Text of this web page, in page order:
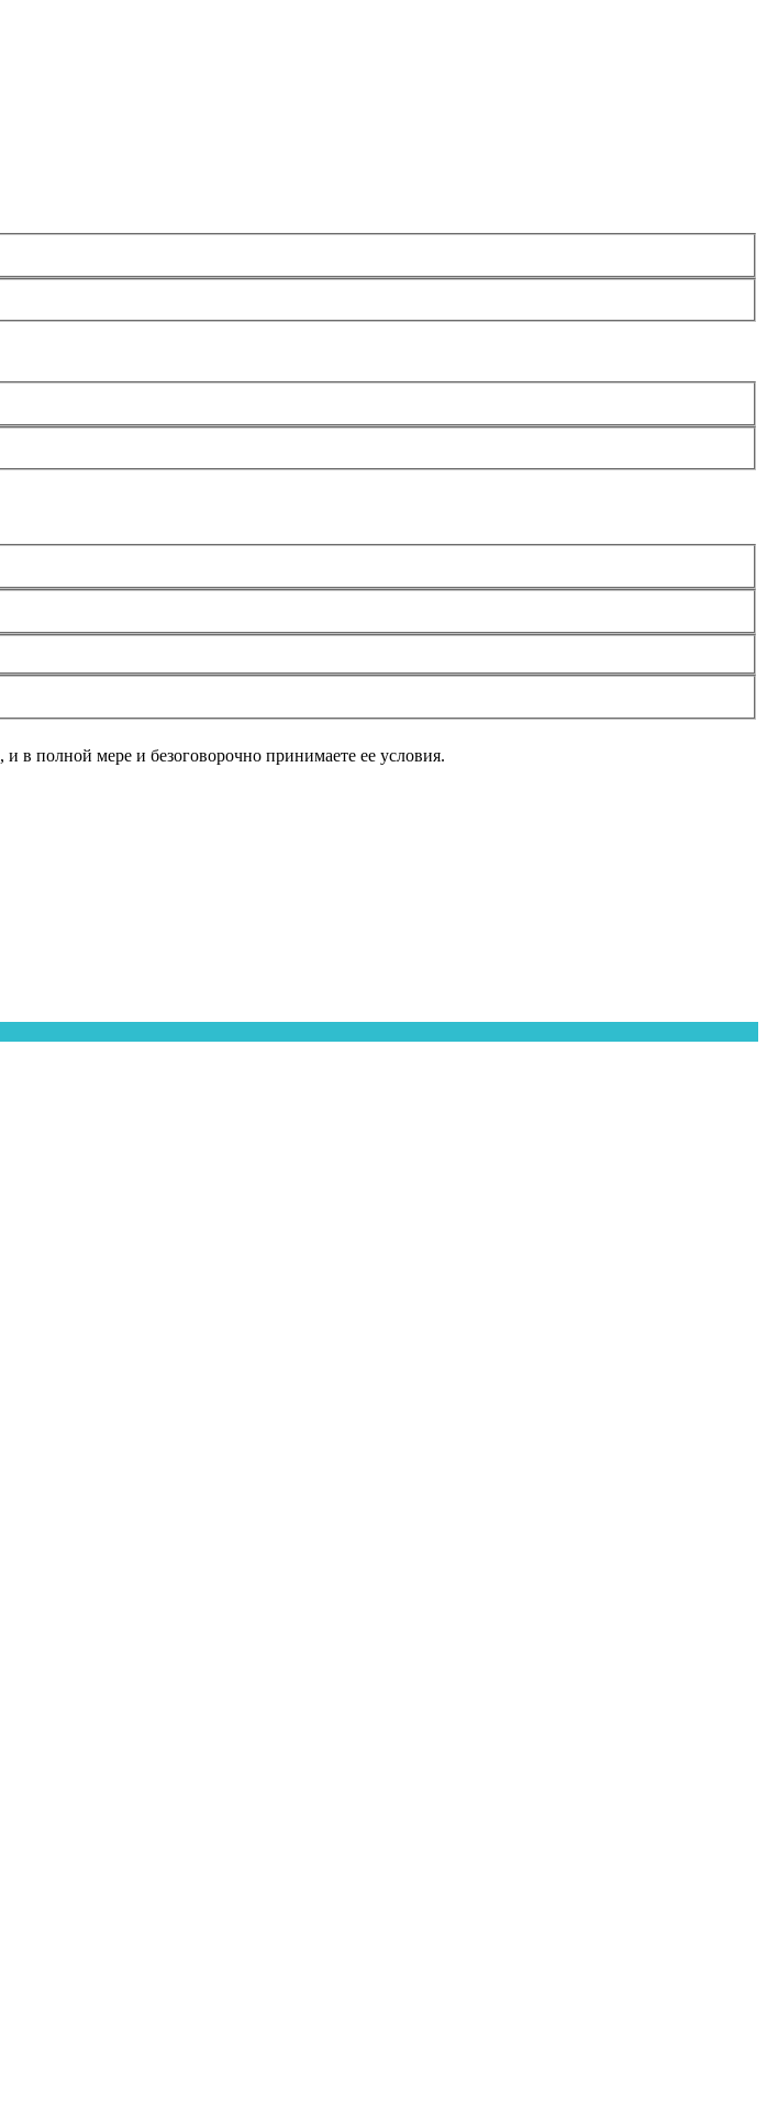
, и в полной мере и безоговорочно принимаете ее условия.